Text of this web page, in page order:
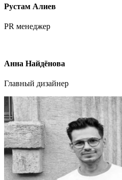
Рустам Алиев
PR менеджер
Анна Найдёнова
Главный дизайнер